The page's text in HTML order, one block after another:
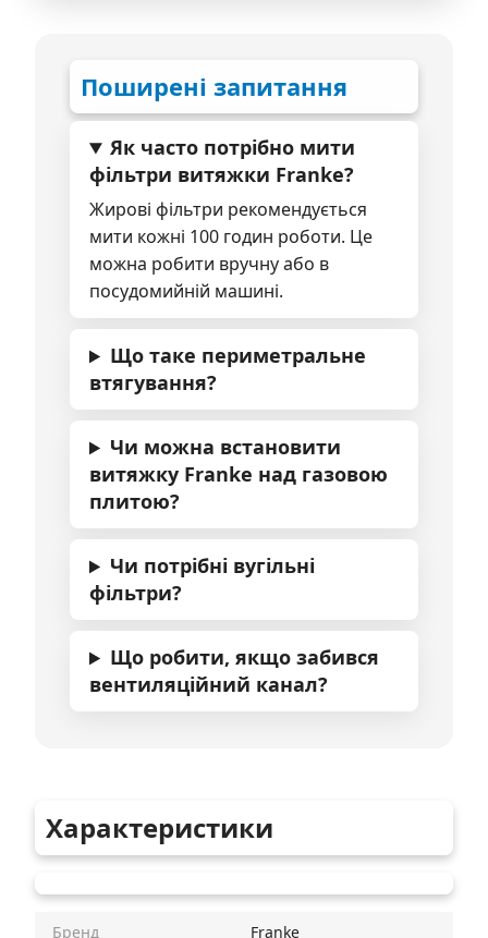
Поширені запитання
Як часто потрібно мити
фільтри витяжки Franke?
Жирові фільтри рекомендується
мити кожні 100 годин роботи. Це
можна робити вручну або в
посудомийній машині.
Що таке периметральне
втягування?
Чи можна встановити
витяжку Franke над газовою
плитою?
Чи потрібні вугільні
фільтри?
Що робити, якщо забився
вентиляційний канал?
Характеристики
Бренд
Franke